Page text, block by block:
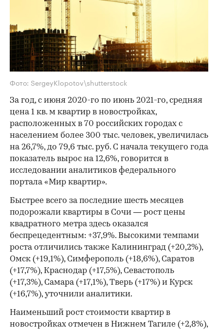
Фото: SergeyKlopotov\shutterstock
За год, с июня 2020-го по июнь 2021-го, средняя
цена 1 кв. м квартир в новостройках,
расположенных в 70 российских городах с
населением более 300 тыс. человек, увеличилась
на 26,7%, до 79,6 тыс. руб. С начала текущего года
показатель вырос на 12,6%, говорится в
исследовании аналитиков федерального
портала «Мир квартир».
Быстрее всего за последние шесть месяцев
подорожали квартиры в Сочи — рост цены
квадратного метра здесь оказался
беспрецедентным: +37,9%. Высокими темпами
роста отличились также Калининград (+20,2%),
Омск (+19,1%), Симферополь (+18,6%), Саратов
(+17,7%), Краснодар (+17,5%), Севастополь
(+17,3%), Самара (+17,1%), Тверь (+17%) и Курск
(+16,7%), уточнили аналитики.
Наименьший рост стоимости квартир в
новостройках отмечен в Нижнем Тагиле (+2,8%),